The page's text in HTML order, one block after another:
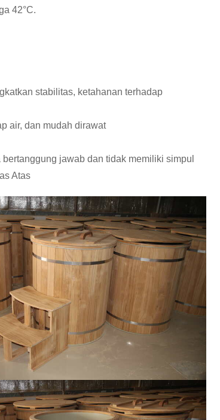
42°C.
stabilitas, ketahanan terhadap
air, dan mudah dirawat
jawab dan tidak memiliki simpul
Atas